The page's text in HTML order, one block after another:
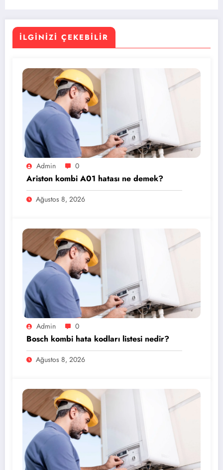
İLGINIZI ÇEKEBILIR
Admin 0
Ariston kombi A01 hatası ne demek?
Ağustos 8, 2026
Admin 0
Bosch kombi hata kodları listesi nedir?
Ağustos 8, 2026